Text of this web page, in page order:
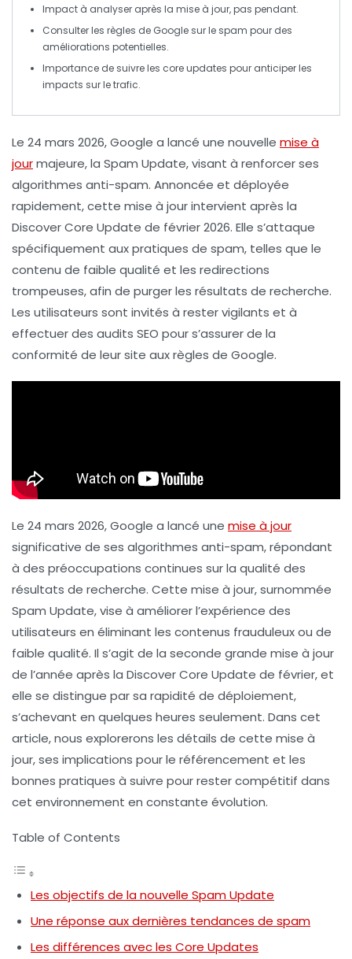
Impact à analyser après la mise à jour, pas pendant.
Consulter les règles de Google sur le spam pour des
améliorations potentielles.
Importance de suivre les core updates pour anticiper les
impacts sur le trafic.
Le 24 mars 2026, Google a lancé une nouvelle mise à
jourmajeure, la Spam Update, visant à renforcer ses
algorithmes anti-spam. Annoncée et déployée
rapidement, cette mise à jour intervient après la
Discover Core Update de février 2026. Elle s’attaque
spécifiquement aux pratiques de spam, telles que le
contenu de faible qualité et les redirections
trompeuses, afin de purger les résultats de recherche.
Les utilisateurs sont invités à rester vigilants et à
effectuer des audits SEO pour s’assurer de la
conformité de leur site aux règles de Google.
Le 24 mars 2026, Google a lancé une mise à jour
significative de ses algorithmes anti-spam, répondant
à des préoccupations continues sur la qualité des
résultats de recherche. Cette mise à jour, surnommée
Spam Update, vise à améliorer l’expérience des
utilisateurs en éliminant les contenus frauduleux ou de
faible qualité. Il s’agit de la seconde grande mise à jour
de l’année après la Discover Core Update de février, et
elle se distingue par sa rapidité de déploiement,
s’achevant en quelques heures seulement. Dans cet
article, nous explorerons les détails de cette mise à
jour, ses implications pour le référencement et les
bonnes pratiques à suivre pour rester compétitif dans
cet environnement en constante évolution.
Table of Contents
Les objectifs de la nouvelle Spam Update
Une réponse aux dernières tendances de spam
Les différences avec les Core Updates